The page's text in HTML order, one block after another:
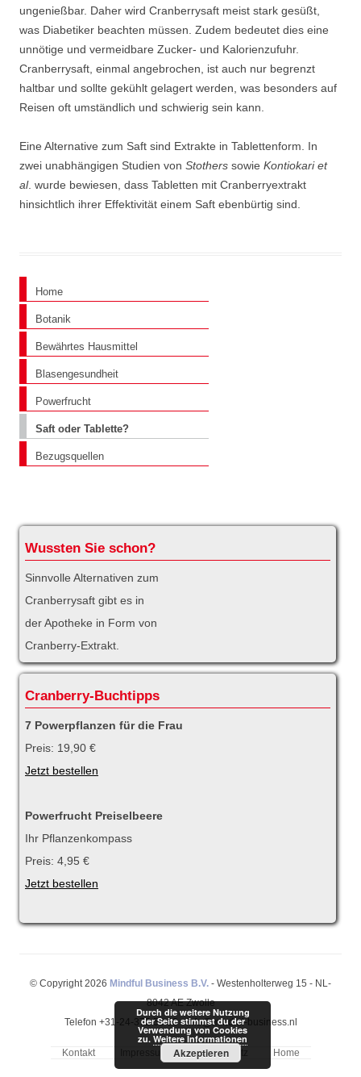
ungenießbar. Daher wird Cranberrysaft meist stark gesüßt,
was Diabetiker beachten müssen. Zudem bedeutet dies eine
unnötige und vermeidbare Zucker- und Kalorienzufuhr.
Cranberrysaft, einmal angebrochen, ist auch nur begrenzt
haltbar und sollte gekühlt gelagert werden, was besonders auf
Reisen oft umständlich und schwierig sein kann.
Eine Alternative zum Saft sind Extrakte in Tablettenform. In
zwei unabhängigen Studien von Stothers sowie Kontiokari et
al. wurde bewiesen, dass Tabletten mit Cranberryextrakt
hinsichtlich ihrer Effektivität einem Saft ebenbürtig sind.
Home
Botanik
Bewährtes Hausmittel
Blasengesundheit
Powerfrucht
Saft oder Tablette?
Bezugsquellen
Wussten Sie schon?
Sinnvolle Alternativen zum
Cranberrysaft gibt es in
der Apotheke in Form von
Cranberry-Extrakt.
Cranberry-Buchtipps
7 Powerpflanzen für die Frau
Preis: 19,90 €
Jetzt bestellen
Powerfrucht Preiselbeere
Ihr Pflanzenkompass
Preis: 4,95 €
Jetzt bestellen
© Copyright 2026 Mindful Business B.V. - Westenholterweg 15 - NL-
8042 AE Zwolle
Telefon +31-24-372 53 53 - info@mindful-business.nl
Kontakt Datenschutz Home
Durch die weitere Nutzung
der Seite stimmst du der
Verwendung von Cookies
zu. Weitere Informationen
Akzeptieren